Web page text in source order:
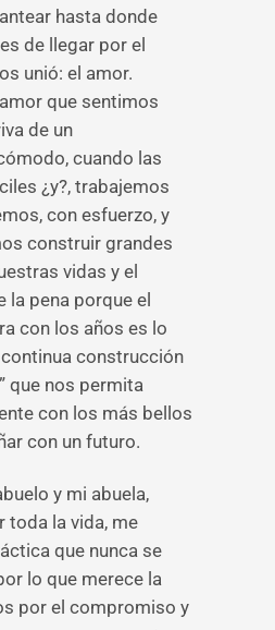
hasta donde
de llegar por el
unió: el amor.
que sentimos
de un
cuando las
¿y?, trabajemos
con esfuerzo, y
construir grandes
vidas y el
la pena porque el
con los años es lo
construcción
que nos permita
con los más bellos
con un futuro.
y mi abuela,
toda la vida, me
que nunca se
lo que merece la
por el compromiso y